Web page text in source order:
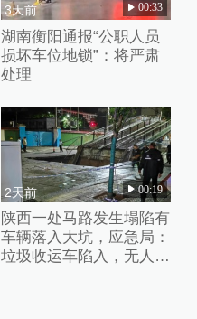
3天前 00:33
湖南衡阳通报“公职人员
损坏车位地锁”：将严肃
处理
2天前 00:19
陕西一处马路发生塌陷有
车辆落入大坑，应急局：
垃圾收运车陷入，无人员